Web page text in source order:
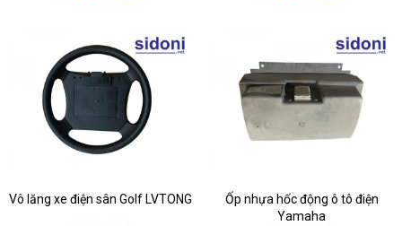
Vô lăng xe điện sân Golf LVTONG
Ốp nhựa hốc động ô tô điện
Yamaha